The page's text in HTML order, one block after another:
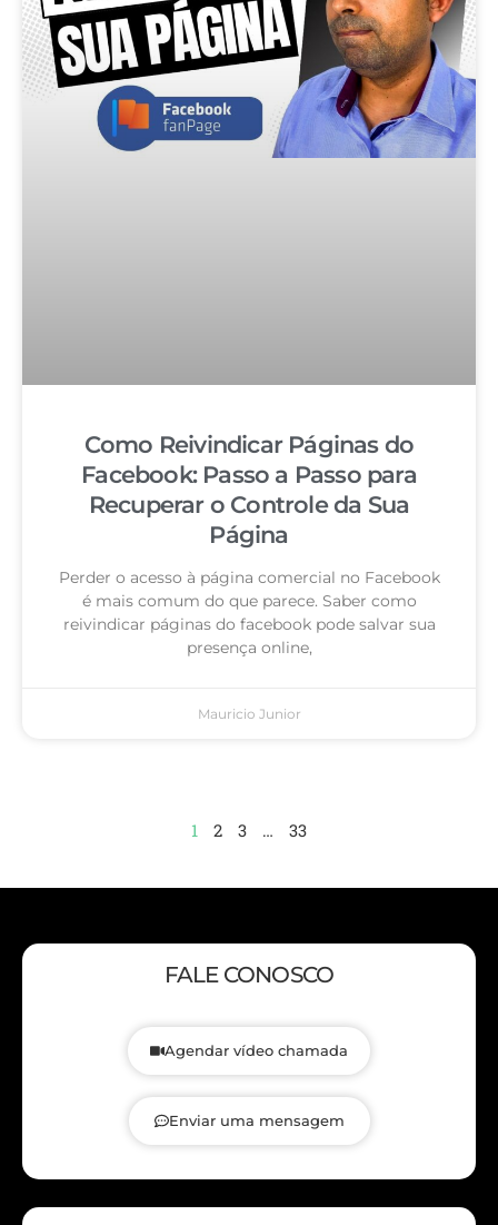
Como Reivindicar Páginas do
Facebook: Passo a Passo para
Recuperar o Controle da Sua
Página
Perder o acesso à página comercial no Facebook
é mais comum do que parece. Saber como
reivindicar páginas do facebook pode salvar sua
presença online,
Mauricio Junior
1 2 3 … 33
FALE CONOSCO
Agendar vídeo chamada
Enviar uma mensagem